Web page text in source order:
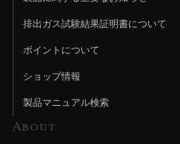
排出ガス試験結果証明書について
ポイントについて
ショップ情報
製品マニュアル検索
About